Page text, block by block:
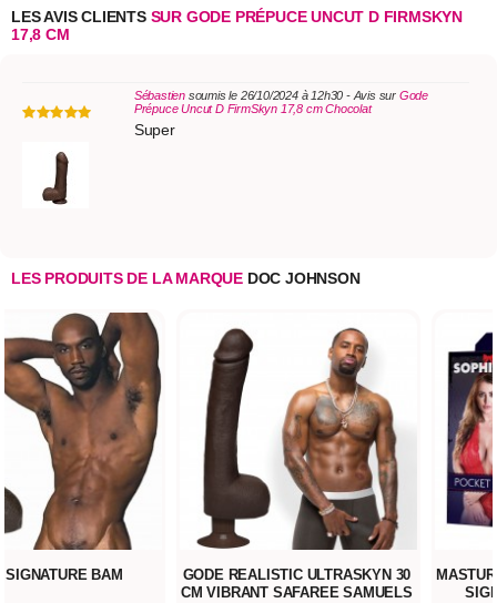
LES AVIS CLIENTSSUR GODE PRÉPUCE UNCUT D FIRMSKYN
17,8 CM
Sébastiensoumis le 26/10/2024 à 12h30 - Avis sur Gode
Prépuce Uncut D FirmSkyn 17,8 cm Chocolat
Super
LES PRODUITS DE LA MARQUE DOC JOHNSON
SIGNATURE BAM
GODE REALISTIC ULTRASKYN 30
CM VIBRANT SAFAREE SAMUELS